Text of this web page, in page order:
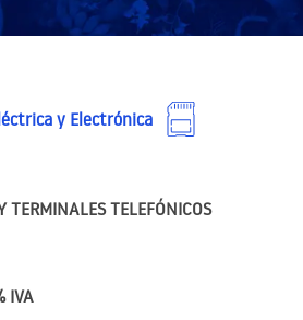
y Electrónica
TERMINALES TELEFÓNICOS
IVA